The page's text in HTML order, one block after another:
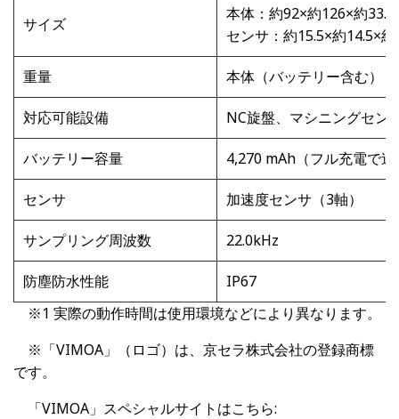
サイズ
本体：約92×約126×約
センサ：約15.5×約14.5×
重量 本体（バッテリー含む）
対応可能設備 NC旋盤、マシニングセン
バッテリー容量 4,270 mAh（フル充電で
センサ 加速度センサ（3軸）
サンプリング周波数 22.0kHz
防塵防水性能
IP67
※1 実際の動作時間は使用環境などにより異なります。
※「VIMOA」（ロゴ）は、京セラ株式会社の登録商標
です。
「VIMOA」スペシャルサイトはこちら: